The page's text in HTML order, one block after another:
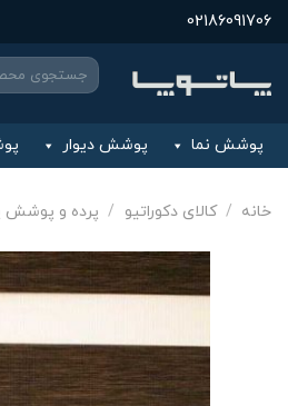
Skip
to
content
02186091706
جستجو
برای:
پوشش نما پوشش دیوار
خانه / کالای دکوراتیو / پرده و پوشش